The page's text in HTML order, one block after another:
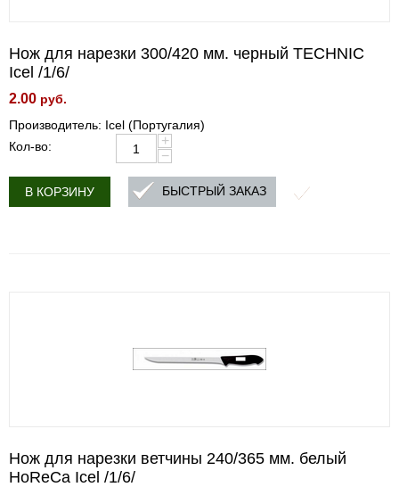
Нож для нарезки 300/420 мм. черный TECHNIC
Icel /1/6/
2.00 руб.
Производитель: Icel (Португалия)
Кол-во:
+
−
В КОРЗИНУ БЫСТРЫЙ ЗАКАЗ
Нож для нарезки ветчины 240/365 мм. белый
HoReCa Icel /1/6/